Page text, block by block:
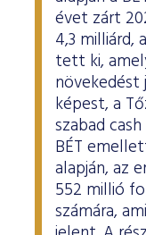
évet zárt
4,3 milliárd,
tett ki,
képest, a
szabad
BÉT
alapján, az
552 millió
számára,